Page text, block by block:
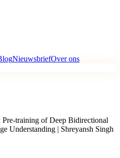
NieuwsbriefOver ons
Pre-training of Deep Bidirectional
Understanding | Shreyansh Singh